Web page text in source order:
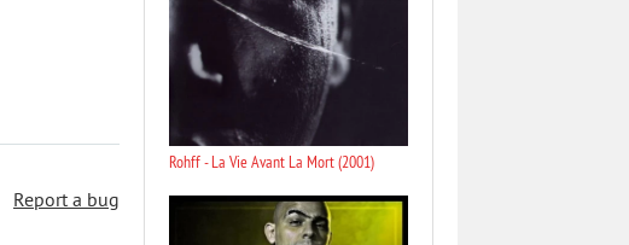
Report a bug
Rohff - La Vie Avant La Mort (2001)